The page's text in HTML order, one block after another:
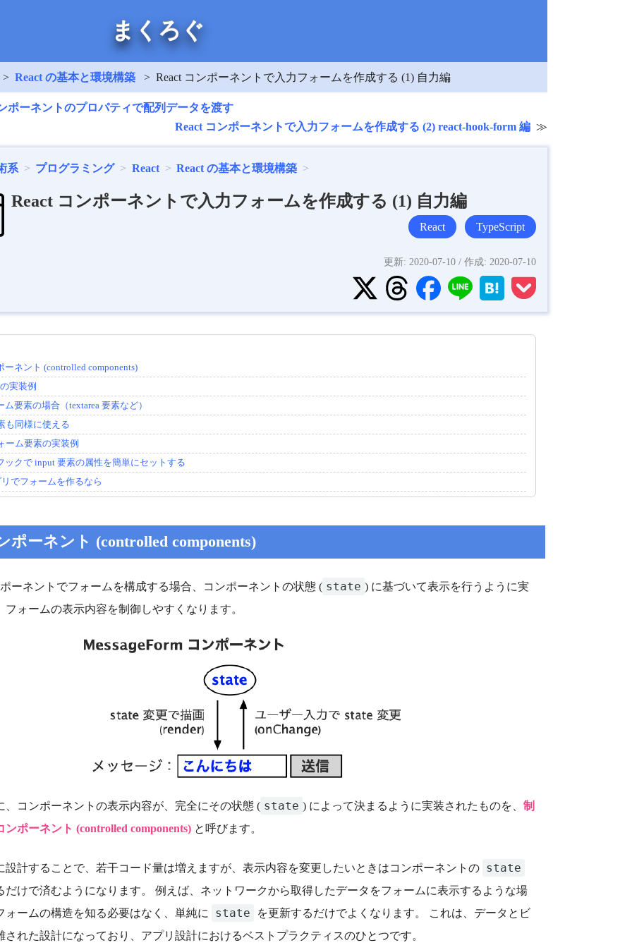
まくろぐ
React の基本と環境構築 React コンポーネントで入力フォームを作成する (1) 自力編
ポーネントのプロパティで配列データを渡す
React コンポーネントで入力フォームを作成する (2) react-hook-form 編
系 プログラミング React React の基本と環境構築
React コンポーネントで入力フォームを作成する (1) 自力編
React TypeScript
更新: 2020-07-10 / 作成: 2020-07-10
ーネント (controlled components)
実装例
ム要素の場合（textarea 要素など）
も同様に使える
ーム要素の実装例
ックで input 要素の属性を簡単にセットする
リでフォームを作るなら
ポーネント (controlled components)
ポーネントでフォームを構成する場合、コンポーネントの状態 ( state ) に基づいて表示を行うように実
フォームの表示内容を制御しやすくなります。
、コンポーネントの表示内容が、完全にその状態 ( state ) によって決まるように実装されたものを、 制
ンポーネント (controlled components) と呼びます。
設計することで、若干コード量は増えますが、表示内容を変更したいときはコンポーネントの state
だけで済むようになります。 例えば、ネットワークから取得したデータをフォームに表示するような場
ォームの構造を知る必要はなく、単純に
state
を更新するだけでよくなります。 これは、データとビ
された設計になっており、アプリ設計におけるベストプラクティスのひとつです。